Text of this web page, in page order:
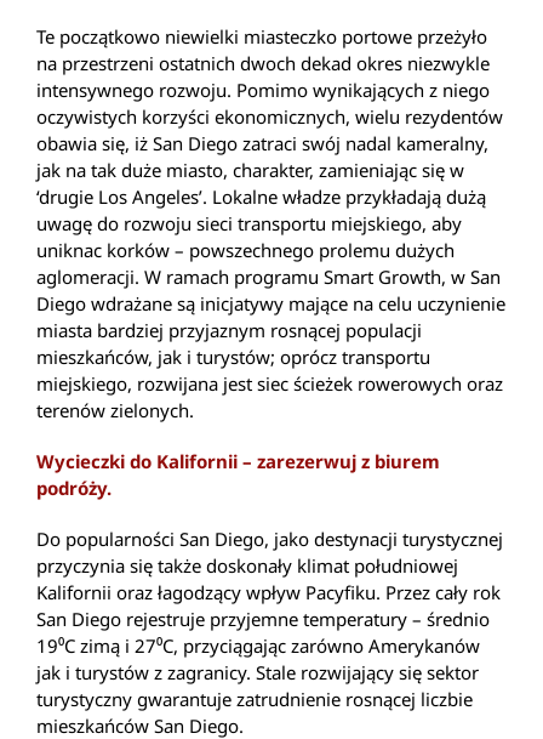
Te początkowo niewielki miasteczko portowe przeżyło
na przestrzeni ostatnich dwoch dekad okres niezwykle
intensywnego rozwoju. Pomimo wynikających z niego
oczywistych korzyści ekonomicznych, wielu rezydentów
obawia się, iż San Diego zatraci swój nadal kameralny,
jak na tak duże miasto, charakter, zamieniając się w
‘drugie Los Angeles’. Lokalne władze przykładają dużą
uwagę do rozwoju sieci transportu miejskiego, aby
uniknac korków – powszechnego prolemu dużych
aglomeracji. W ramach programu Smart Growth, w San
Diego wdrażane są inicjatywy mające na celu uczynienie
miasta bardziej przyjaznym rosnącej populacji
mieszkańców, jak i turystów; oprócz transportu
miejskiego, rozwijana jest siec ścieżek rowerowych oraz
terenów zielonych.
Wycieczki do Kalifornii – zarezerwuj z biurem
podróży.
Do popularności San Diego, jako destynacji turystycznej
przyczynia się także doskonały klimat południowej
Kalifornii oraz łagodzący wpływ Pacyfiku. Przez cały rok
San Diego rejestruje przyjemne temperatury – średnio
19⁰C zimą i 27⁰C, przyciągając zarówno Amerykanów
jak i turystów z zagranicy. Stale rozwijający się sektor
turystyczny gwarantuje zatrudnienie rosnącej liczbie
mieszkańców San Diego.